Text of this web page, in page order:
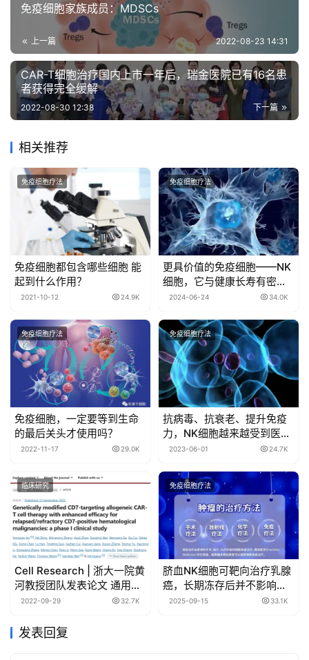
免疫细胞家族成员：MDSCs
上一篇 2022-08-23 14:31
CAR-T细胞治疗国内上市一年后，瑞金医院已有16名患
者获得完全缓解
下一篇
2022-08-30 12:38
相关推荐
免疫细胞疗法
免疫细胞都包含哪些细胞 能
起到什么作用？
2021-10-12 24.9K
免疫细胞疗法
更具价值的免疫细胞——NK
细胞，它与健康长寿有密切
的关系
2024-06-24 34.0K
免疫细胞疗法
免疫细胞，一定要等到生命
的最后关头才使用吗？
2022-11-17 29.0K
免疫细胞疗法
抗病毒、抗衰老、提升免疫
力，NK细胞越来越受到医学
界重视
2023-06-01 24.7K
临床研究
Cell Research | 浙大一院黄
河教授团队发表论文 通用型
CAR-T细胞为T系血液肿瘤
2022-09-29 32.7K
免疫细胞疗法
脐血NK细胞可靶向治疗乳腺
癌，长期冻存后并不影响其
抗肿瘤活性
2025-09-15 33.1K
发表回复